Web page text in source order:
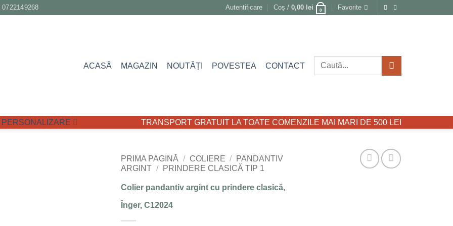
0722149268 Autentificare Coș /0,00 lei 0 Favorite
ACASĂ MAGAZIN NOUTĂȚI POVESTEA CONTACT
Caută
PERSONALIZARE TRANSPORT GRATUIT LA TOATE COMENZILE MAI MARI DE 500 LEI
PRIMA PAGINĂ / COLIERE /
PANDANTIV
ARGINT / PRINDERE CLASICĂ TIP 1
Colier pandantiv argint cu prindere clasică,
Înger, C12024